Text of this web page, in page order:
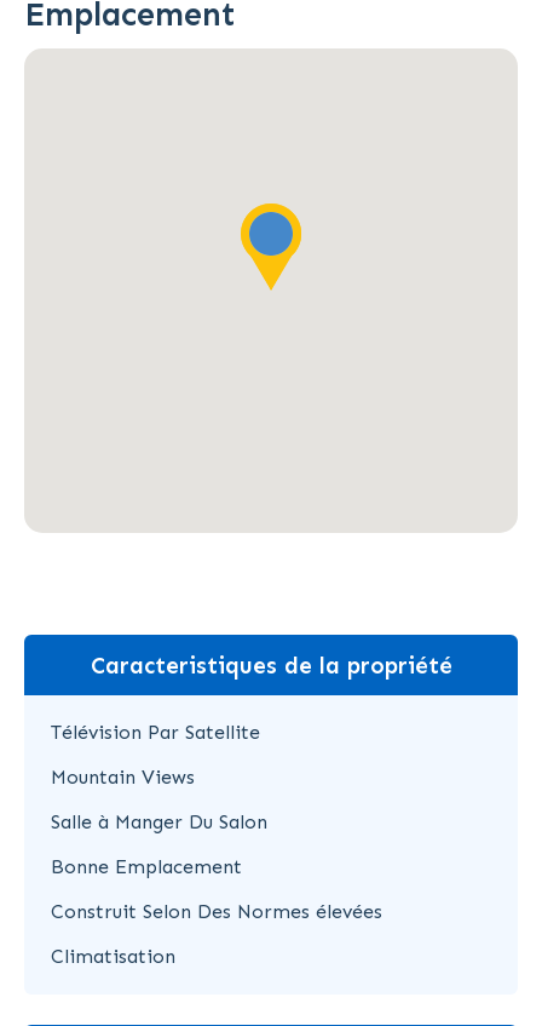
Emplacement
Caracteristiques de la propriété
Télévision Par Satellite
Mountain Views
Salle à Manger Du Salon
Bonne Emplacement
Construit Selon Des Normes élevées
Climatisation